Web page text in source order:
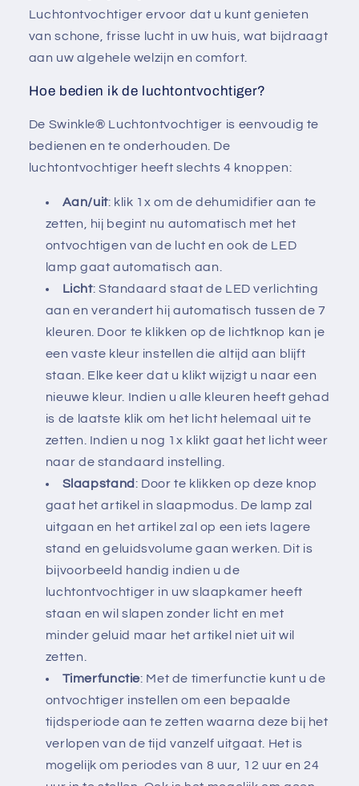
Luchtontvochtiger ervoor dat u kunt genieten
van schone, frisse lucht in uw huis, wat bijdraagt
aan uw algehele welzijn en comfort.
Hoe bedien ik de luchtontvochtiger?
De Swinkle® Luchtontvochtiger is eenvoudig te
bedienen en te onderhouden. De
luchtontvochtiger heeft slechts 4 knoppen:
Aan/uit: klik 1x om de dehumidifier aan te
zetten, hij begint nu automatisch met het
ontvochtigen van de lucht en ook de LED
lamp gaat automatisch aan.
Licht: Standaard staat de LED verlichting
aan en verandert hij automatisch tussen de 7
kleuren. Door te klikken op de lichtknop kan je
een vaste kleur instellen die altijd aan blijft
staan. Elke keer dat u klikt wijzigt u naar een
nieuwe kleur. Indien u alle kleuren heeft gehad
is de laatste klik om het licht helemaal uit te
zetten. Indien u nog 1x klikt gaat het licht weer
naar de standaard instelling.
Slaapstand: Door te klikken op deze knop
gaat het artikel in slaapmodus. De lamp zal
uitgaan en het artikel zal op een iets lagere
stand en geluidsvolume gaan werken. Dit is
bijvoorbeeld handig indien u de
luchtontvochtiger in uw slaapkamer heeft
staan en wil slapen zonder licht en met
minder geluid maar het artikel niet uit wil
zetten.
Timerfunctie: Met de timerfunctie kunt u de
ontvochtiger instellen om een bepaalde
tijdsperiode aan te zetten waarna deze bij het
verlopen van de tijd vanzelf uitgaat. Het is
mogelijk om periodes van 8 uur, 12 uur en 24